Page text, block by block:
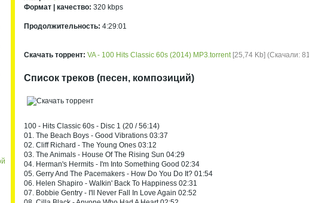
Формат | качество: 320 kbps
Продолжительность: 4:29:01
Скачать торрент: VA - 100 Hits Classic 60s (2014) MP3.torrent[25,74 Kb] (Скачали:
Список треков (песен, композиций)
100 - Hits Classic 60s - Disc 1 (20 / 56:14)
01. The Beach Boys - Good Vibrations 03:37
02. Cliff Richard - The Young Ones 03:12
03. The Animals - House Of The Rising Sun 04:29
04. Herman's Hermits - I'm Into Something Good 02:34
05. Gerry And The Pacemakers - How Do You Do It? 01:54
06. Helen Shapiro - Walkin' Back To Happiness 02:31
07. Bobbie Gentry - I'll Never Fall In Love Again 02:52